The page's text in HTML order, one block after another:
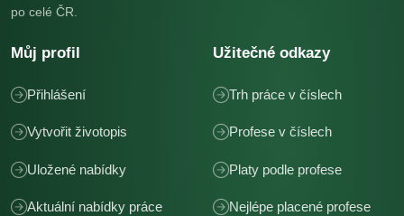
po celé ČR.
Můj profil
Přihlášení
Vytvořit životopis
Uložené nabídky
Aktuální nabídky práce
Užitečné odkazy
Trh práce v číslech
Profese v číslech
Platy podle profese
Nejlépe placené profese